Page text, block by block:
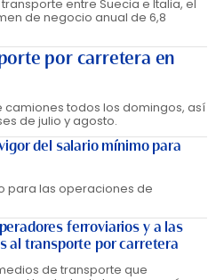
entre Suecia e Italia, el
de negocio anual de 6,8
por carretera en
todos los domingos, así
de julio y agosto.
del salario mínimo para
para las operaciones de
ferroviarios y a las
al transporte por carretera
de transporte que